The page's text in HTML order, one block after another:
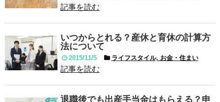
記事を読む
いつからとれる？産休と育休の計算方
法について
2015/11/5 ライフスタイル, お金・住まい
記事を読む
退職後でも出産手当金はもらえる？申